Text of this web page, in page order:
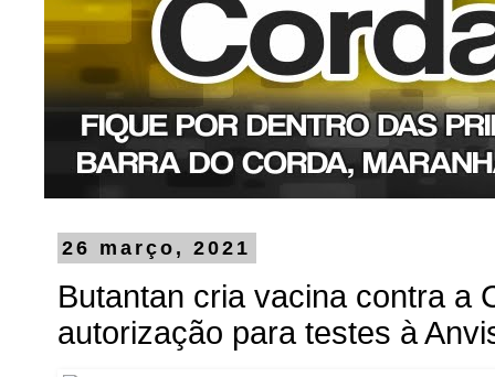
26 março, 2021
Butantan cria vacina contra a
autorização para testes à